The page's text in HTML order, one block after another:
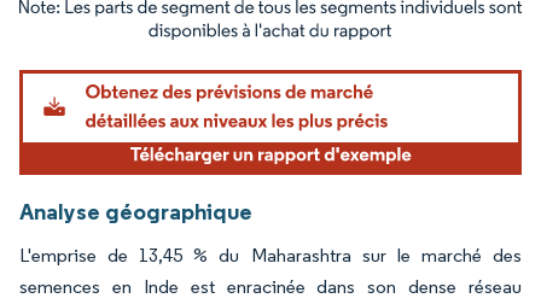
Image © Mordor Intelligence. La réutilisation nécessite une attribution sous CC BY
Analyse géographique
L'emprise de 13,45 % du Maharashtra sur le marché des
semences en Inde est enracinée dans son dense réseau